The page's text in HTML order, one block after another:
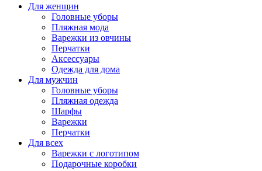
Для женщин
Головные уборы
Пляжная мода
Варежки из овчины
Перчатки
Аксессуары
Одежда для дома
Для мужчин
Головные уборы
Пляжная одежда
Шарфы
Варежки
Перчатки
Для всех
Варежки с логотипом
Подарочные коробки